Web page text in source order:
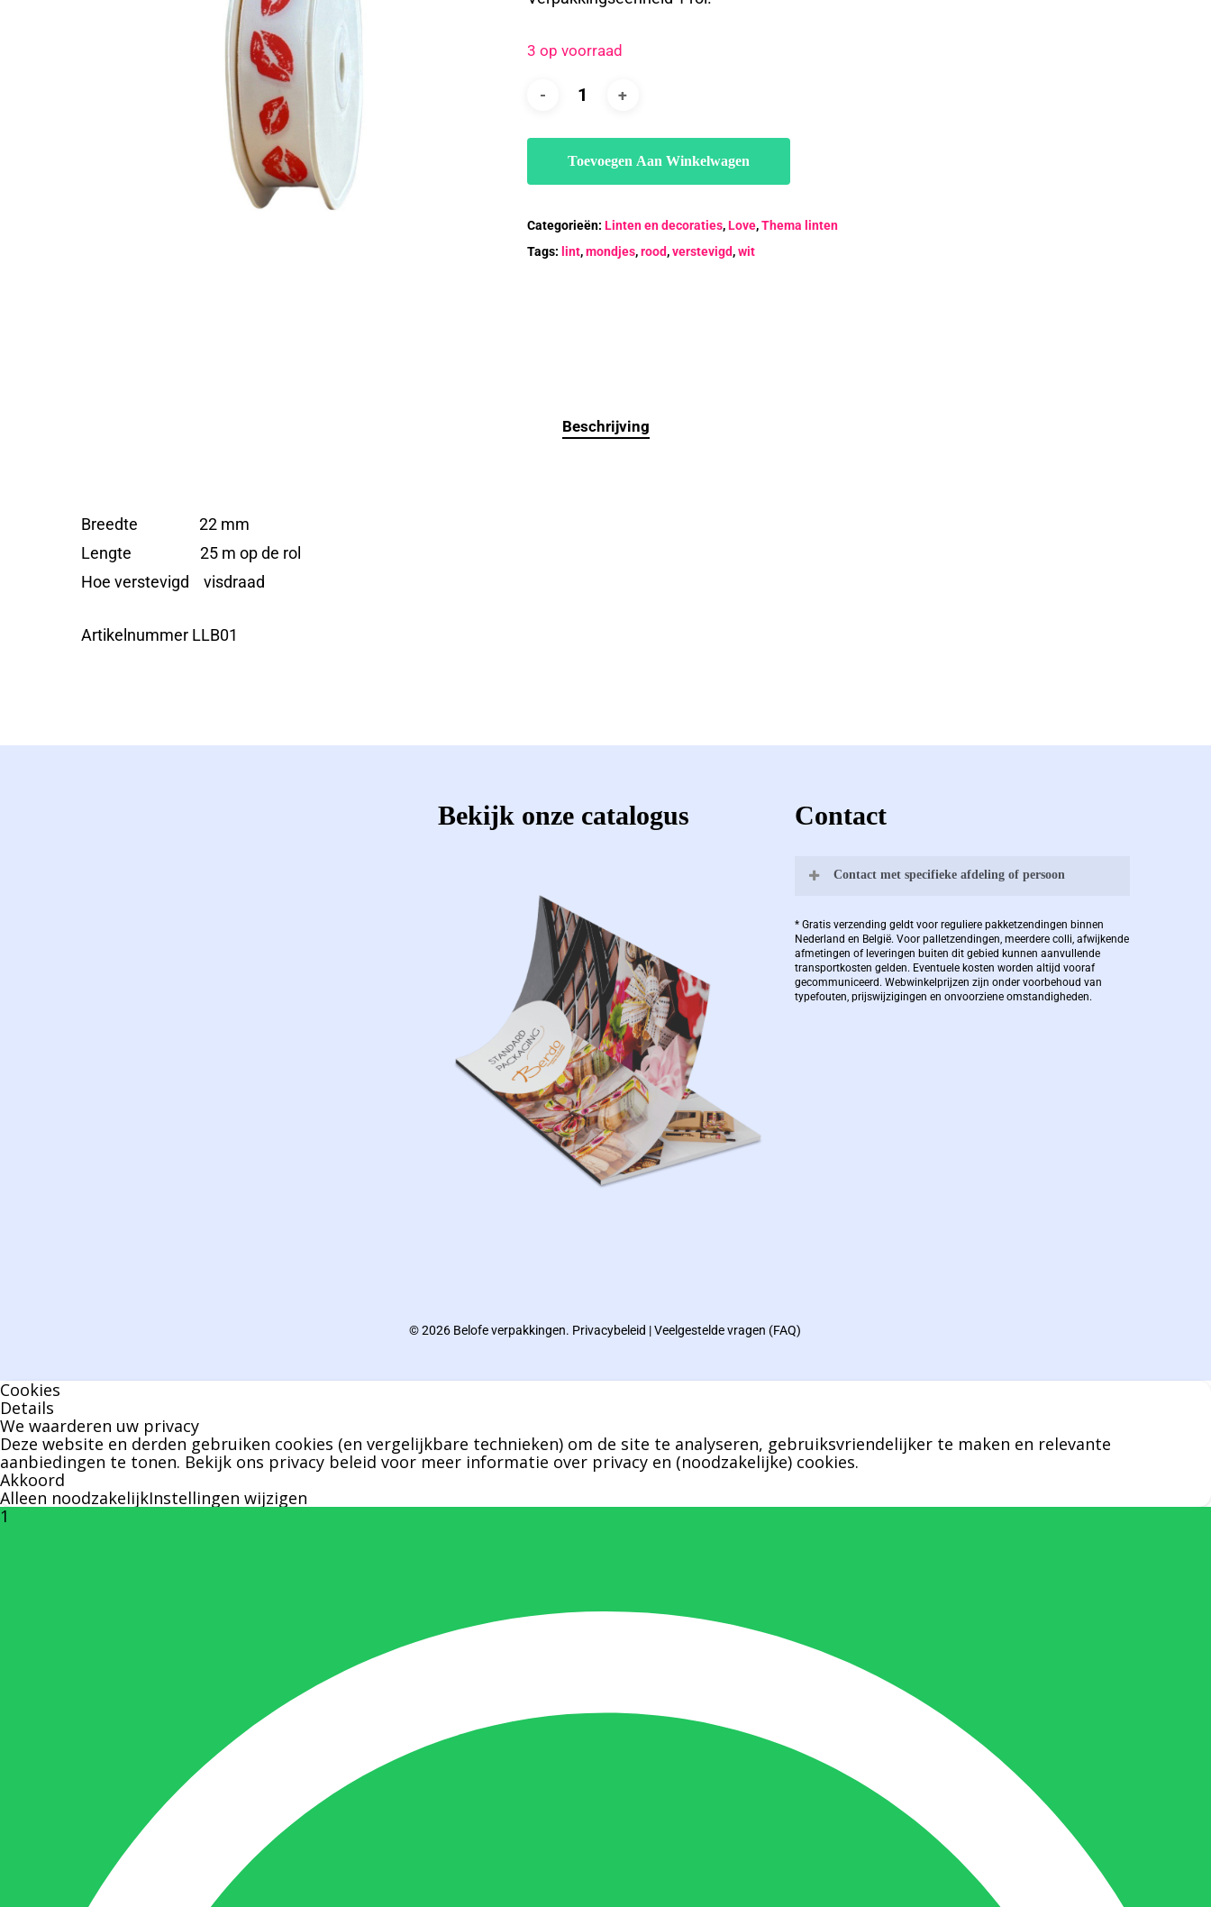
3 op voorraad
Toevoegen Aan Winkelwagen
Categorieën: Linten en decoraties,Love,Thema linten
Tags: lint,mondjes,rood,verstevigd,wit
Beschrijving
Breedte 22 mm
Lengte 25 m op de rol
Hoe verstevigd visdraad
Artikelnummer LLB01
Bekijk onze catalogus Contact
Contact met specifieke afdeling of persoon
Bernard Pauwels:
Zaakvoerder Berdo
bernard@berdo.be
Nicole Bisscheroux:
Nicole doet bijna alles, maar vooral is ze
het aanspreekpunt voor prijsaanvragen,
drukwerk en maatwerk. Nicole heeft
contact met de tussenpersonen en weet
de juiste persoon op de juiste plaats te
benaderen en zal altijd haar uiterste best
doen u zo snel mogelijk een antwoord op
* Gratis verzending geldt voor reguliere pakketzendingen binnen
Nederland en België. Voor palletzendingen, meerdere colli, afwijkende
afmetingen of leveringen buiten dit gebied kunnen aanvullende
transportkosten gelden. Eventuele kosten worden altijd vooraf
gecommuniceerd. Webwinkelprijzen zijn onder voorbehoud van
typefouten, prijswijzigingen en onvoorziene omstandigheden.
© 2026 Belofe verpakkingen. Privacybeleid |Veelgestelde vragen (FAQ)
Cookies
Details
We waarderen uw privacy
Deze website en derden gebruiken cookies (en vergelijkbare technieken) om de site te analyseren, gebruiksvriendelijker te maken en relevante
aanbiedingen te tonen. Bekijk ons privacy beleid voor meer informatie over privacy en (noodzakelijke) cookies.
Akkoord
Alleen noodzakelijkInstellingen wijzigen
1